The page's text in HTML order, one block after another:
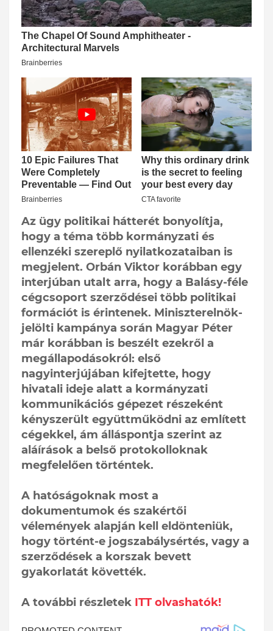
Az ügy politikai hátterét bonyolítja,
hogy a téma több kormányzati és
ellenzéki szereplő nyilatkozataiban is
megjelent. Orbán Viktor korábban egy
interjúban utalt arra, hogy a Balásy-féle
cégcsoport szerződései több politikai
formációt is érintenek. Miniszterelnök-
jelölti kampánya során Magyar Péter
már korábban is beszélt ezekről a
megállapodásokról: első
nagyinterjújában kifejtette, hogy
hivatali ideje alatt a kormányzati
kommunikációs gépezet részeként
kényszerült együttműködni az említett
cégekkel, ám álláspontja szerint az
aláírások a belső protokolloknak
megfelelően történtek.
A hatóságoknak most a
dokumentumok és szakértői
vélemények alapján kell eldönteniük,
hogy történt-e jogszabálysértés, vagy a
szerződések a korszak bevett
gyakorlatát követték.
A további részletek ITT olvashatók!